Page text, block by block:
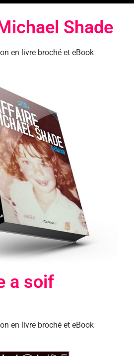
Shade​
en livre broché et eBook
a soif
en livre broché et eBook